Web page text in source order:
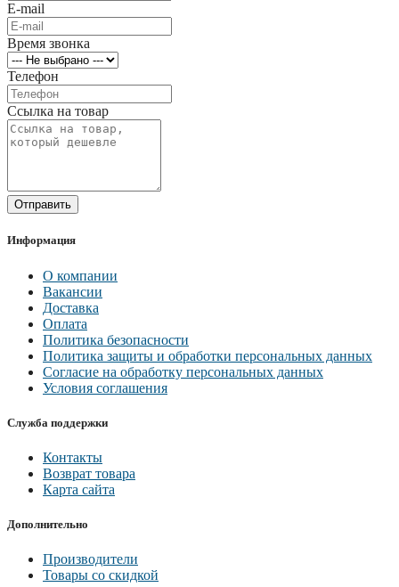
E-mail
Время звонка
Телефон
Ссылка на товар
Отправить
Информация
О компании
Вакансии
Доставка
Оплата
Политика безопасности
Политика защиты и обработки персональных данных
Согласие на обработку персональных данных
Условия соглашения
Служба поддержки
Контакты
Возврат товара
Карта сайта
Дополнительно
Производители
Товары со скидкой